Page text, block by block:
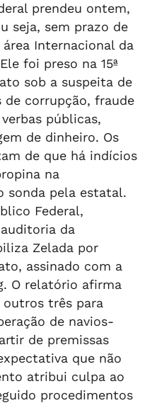
prendeu ontem,
seja, sem prazo de
Internacional da
foi preso na 15ª
sob a suspeita de
corrupção, fraude
públicas,
de dinheiro. Os
de que há indícios
na
sonda pela estatal.
Federal,
da
Zelada por
assinado com a
O relatório afirma
três para
de navios-
de premissas
que não
atribui culpa ao
procedimentos